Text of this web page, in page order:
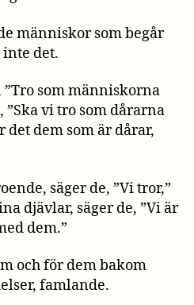
människor som begår
det.
”Tro som människorna
”Ska vi tro som dårarna
det dem som är dårar,
säger de, ”Vi tror,”
djävlar, säger de, ”Vi är
dem.”
och för dem bakom
famlande.